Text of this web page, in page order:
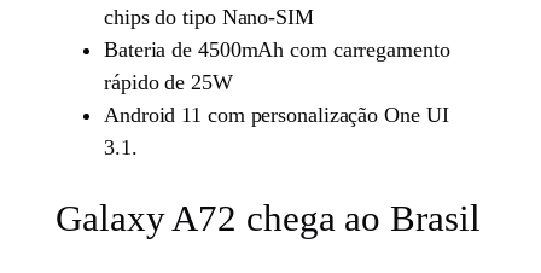
chips do tipo Nano-SIM
Bateria de 4500mAh com carregamento
rápido de 25W
Android 11 com personalização One UI
3.1.
Galaxy A72 chega ao Brasil